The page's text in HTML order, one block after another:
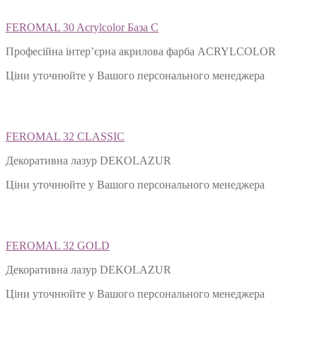
FEROMAL 30 Acrylcolor База С
Професійна інтер’єрна акрилова фарба ACRYLCOLOR
Ціни уточнюйте у Вашого персонального менеджера
FEROMAL 32 CLASSIC
Декоративна лазур DEKOLAZUR
Ціни уточнюйте у Вашого персонального менеджера
FEROMAL 32 GOLD
Декоративна лазур DEKOLAZUR
Ціни уточнюйте у Вашого персонального менеджера